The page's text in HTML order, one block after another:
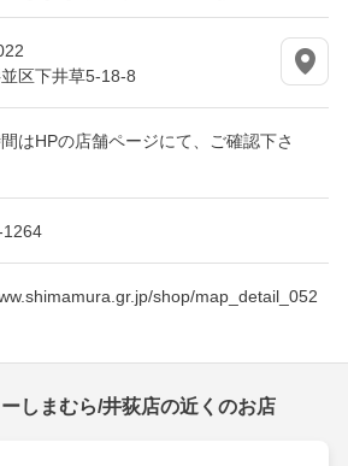
区下井草5-18-8
はHPの店舗ページにて、ご確認下さ
1264
shop/map_detail_052
しまむら/井荻店の近くのお店